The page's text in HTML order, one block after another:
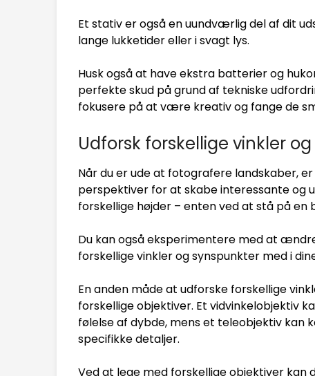
Et stativ er også en uundværlig del af dit
lange lukketider eller i svagt lys.
Husk også at have ekstra batterier og
perfekte skud på grund af tekniske
fokusere på at være kreativ og fange de
Udforsk forskellige vinkler
Når du er ude at fotografere landskaber,
perspektiver for at skabe interessante og
forskellige højder – enten ved at stå på en
Du kan også eksperimentere med at
forskellige vinkler og synspunkter med i
En anden måde at udforske forskellige
forskellige objektiver. Et vidvinkelobjektiv
følelse af dybde, mens et teleobjektiv kan
specifikke detaljer.
Ved at lege med forskellige objektiver kan